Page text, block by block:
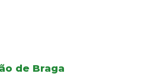
de Braga